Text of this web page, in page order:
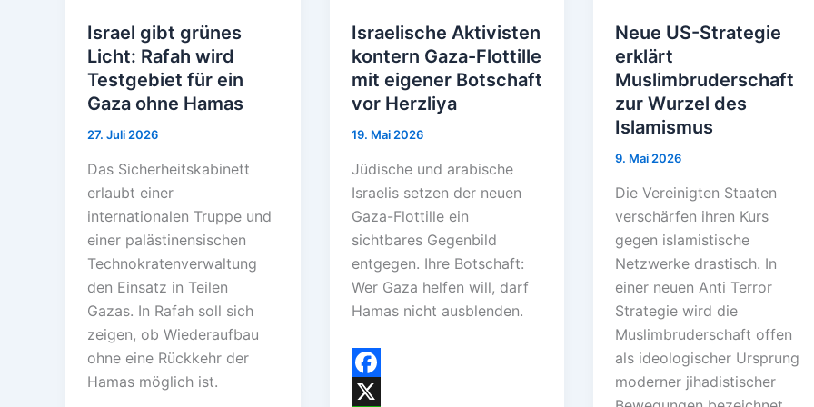
Israel gibt grünes
Licht: Rafah wird
Testgebiet für ein
Gaza ohne Hamas
27. Juli 2026
Das Sicherheitskabinett
erlaubt einer
internationalen Truppe und
einer palästinensischen
Technokratenverwaltung
den Einsatz in Teilen
Gazas. In Rafah soll sich
zeigen, ob Wiederaufbau
ohne eine Rückkehr der
Hamas möglich ist.
Israelische Aktivisten
kontern Gaza-Flottille
mit eigener Botschaft
vor Herzliya
19. Mai 2026
Jüdische und arabische
Israelis setzen der neuen
Gaza-Flottille ein
sichtbares Gegenbild
entgegen. Ihre Botschaft:
Wer Gaza helfen will, darf
Hamas nicht ausblenden.
F
Neue US-Strategie
erklärt
Muslimbruderschaft
zur Wurzel des
Islamismus
9. Mai 2026
Die Vereinigten Staaten
verschärfen ihren Kurs
gegen islamistische
Netzwerke drastisch. In
einer neuen Anti Terror
Strategie wird die
Muslimbruderschaft offen
als ideologischer Ursprung
moderner jihadistischer